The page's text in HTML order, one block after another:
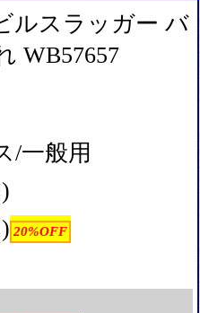
ルスラッガー バ
WB57657
/一般用
20%OFF